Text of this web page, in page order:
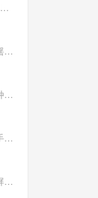
Excel导入题目和答案，现场用户比拼答题正确率和速度
经典摇一摇互动小游戏，摇得越快分数越高，大屏幕能量条涨的越高
赛车、赛马、赛游艇等多种风格，快速摇一摇手机，大屏幕上根据用户/队伍摇晃手机次数进行实时排名
最土豪的互动体验，滑动手机屏幕在限定时间内看看谁是数钱小能手
用户扫码参与，按住手机屏幕上的图标，顺时针或者逆时针快速旋转